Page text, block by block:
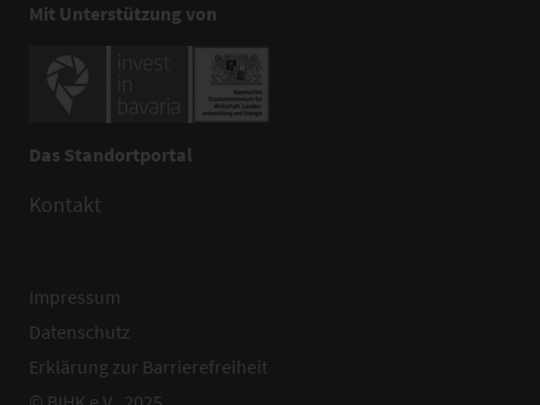
Mit Unterstützung von
Das Standortportal
Kontakt
Impressum
Datenschutz
Erklärung zur Barrierefreiheit